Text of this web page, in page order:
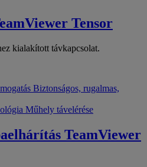
Tensor
kialakított távkapcsolat.
Biztonságos, rugalmas,
Műhely távelérése
TeamViewer